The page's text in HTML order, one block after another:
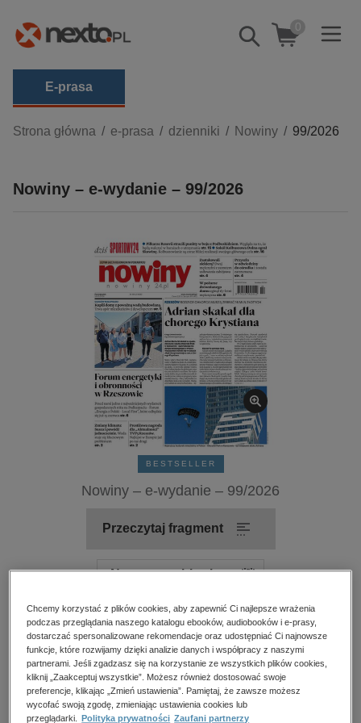
Pokaż/schowaj
wyszukiwarkę
0
E-prasa
Kategorie
budownictwo, aranżacja wnętrz
darmowe wydania
dzienniki
hobby, sport, rozrywka
komputery, internet, technologie, informatyka
kobiece, lifestyle, kultura
polityka, społeczno-informacyjne
psychologiczne
popularno-naukowe
historia
Strona główna e-prasa dzienniki Nowiny 99/2026
Nowiny – e-wydanie – 99/2026
Przeczytaj fragment
BESTSELLER
Nowiny – e-wydanie – 99/2026
Numery archiwalne
Numer:99/2026
Data dostępności:25.05.2026
Data wydania:25.05.2026
Kupując otrzymujesz format: PDF Dostęp online PDF
Chcemy korzystać z plików cookies, aby zapewnić Ci najlepsze wrażenia
podczas przeglądania naszego katalogu ebooków, audiobooków i e-prasy,
dostarczać spersonalizowane rekomendacje oraz udostępniać Ci najnowsze
funkcje, które rozwijamy dzięki analizie danych i współpracy z naszymi
partnerami. Jeśli zgadzasz się na korzystanie ze wszystkich plików cookies,
kliknij „Zaakceptuj wszystkie”. Możesz również dostosować swoje
preferencje, klikając „Zmień ustawienia”. Pamiętaj, że zawsze możesz
wycofać swoją zgodę, zmieniając ustawienia cookies lub
przeglądarki.
Polityka prywatności Zaufani partnerzy